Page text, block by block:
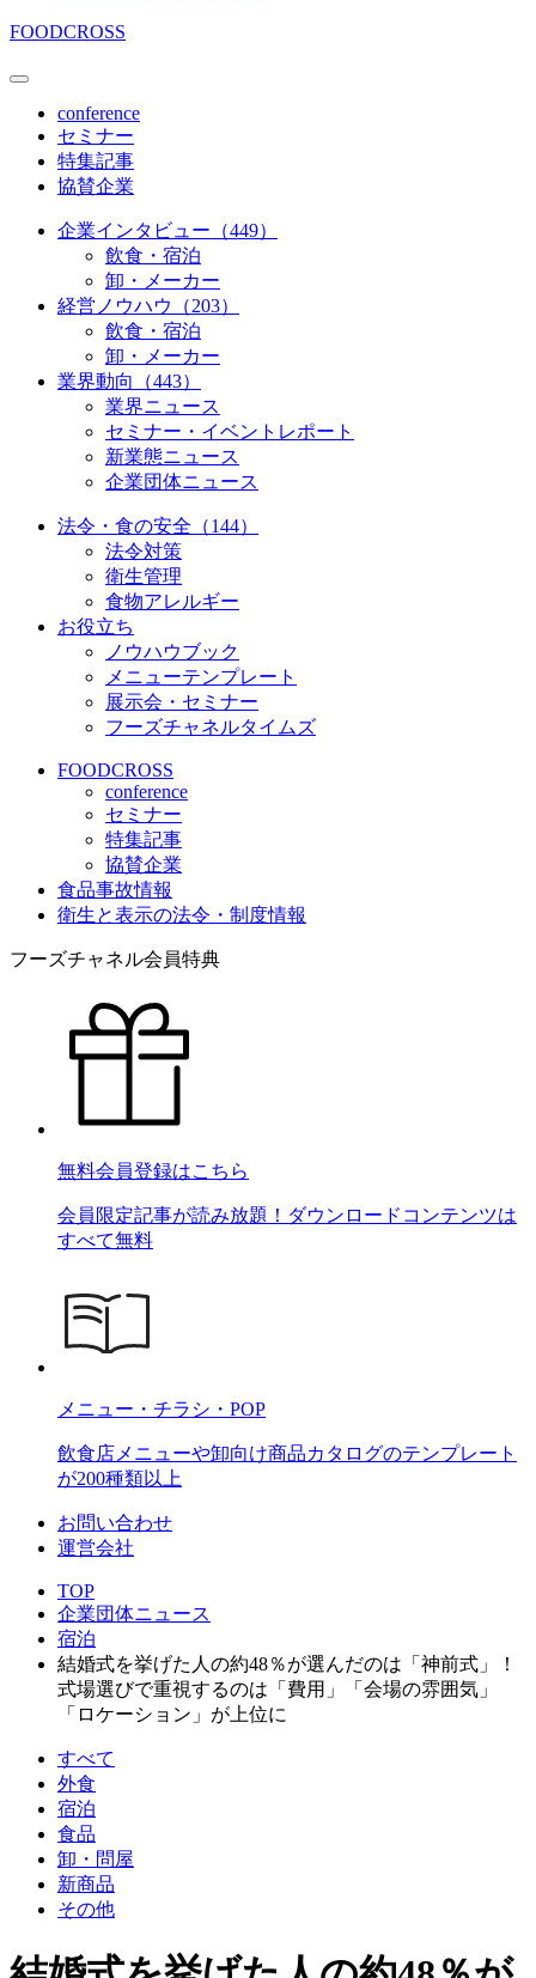
FOODCROSS
conference
セミナー
特集記事
協賛企業
企業インタビュー（449）
飲食・宿泊
卸・メーカー
経営ノウハウ（203）
飲食・宿泊
卸・メーカー
業界動向（443）
業界ニュース
セミナー・イベントレポート
新業態ニュース
企業団体ニュース
法令・食の安全（144）
法令対策
衛生管理
食物アレルギー
お役立ち
ノウハウブック
メニューテンプレート
展示会・セミナー
フーズチャネルタイムズ
FOODCROSS
conference
セミナー
特集記事
協賛企業
食品事故情報
衛生と表示の法令・制度情報
フーズチャネル会員特典
無料会員登録はこちら
会員限定記事が読み放題！ダウンロードコンテンツは
すべて無料
メニュー・チラシ・POP
飲食店メニューや卸向け商品カタログのテンプレート
が200種類以上
お問い合わせ
運営会社
TOP
企業団体ニュース
宿泊
結婚式を挙げた人の約48％が選んだのは「神前式」！
式場選びで重視するのは「費用」「会場の雰囲気」
「ロケーション」が上位に
すべて
外食
宿泊
食品
卸・問屋
新商品
その他